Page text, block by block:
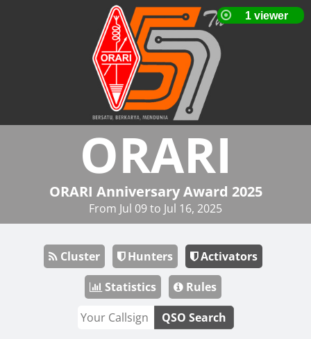
ORARI
ORARI Anniversary Award 2025
From Jul 09 to Jul 16, 2025
Cluster Hunters
Activators
Statistics
Rules
QSO Search